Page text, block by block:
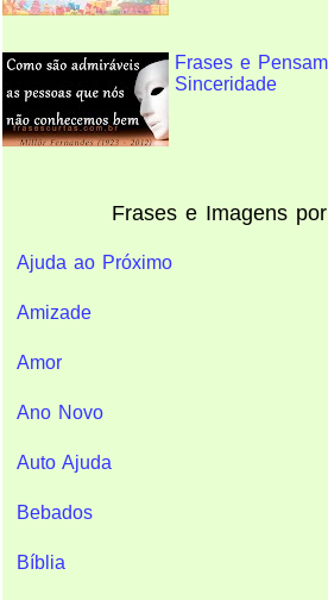
Frases e
Sinceridade
Frases e Imagens
Ajuda ao Próximo
Amizade
Amor
Ano Novo
Auto Ajuda
Bebados
Bíblia